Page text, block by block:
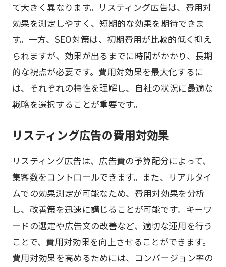
て大きく異なります。リスティング広告は、費用対
効果を測定しやすく、短期的な効果を期待できま
す。一方、SEO対策は、初期費用が比較的低く抑え
られますが、効果が出るまでに時間がかかり、長期
的な視点が必要です。費用対効果を最大化するに
は、それぞれの特性を理解し、自社の状況に最適な
戦略を選択することが重要です。
リスティング広告の費用対効果
リスティング広告は、広告費の予算配分によって、
集客数をコントロールできます。また、リアルタイ
ムでの効果測定が可能なため、費用対効果を分析
し、改善策を迅速に講じることが可能です。キーワ
ードの選定や広告文の改善など、適切な運用を行う
ことで、費用対効果を向上させることができます。
費用対効果を高めるためには、コンバージョン率の